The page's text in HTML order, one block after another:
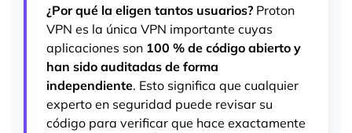
¿Por qué la eligen tantos usuarios? Proton
VPN es la única VPN importante cuyas
aplicaciones son 100 % de código abierto y
han sido auditadas de forma
independiente. Esto significa que cualquier
experto en seguridad puede revisar su
código para verificar que hace exactamente